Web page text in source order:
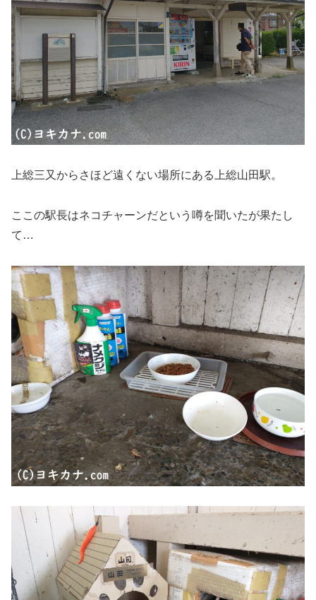
上総三又からさほど遠くない場所にある上総山田駅。
ここの駅長はネコチャーンだという噂を聞いたが果たし
て…